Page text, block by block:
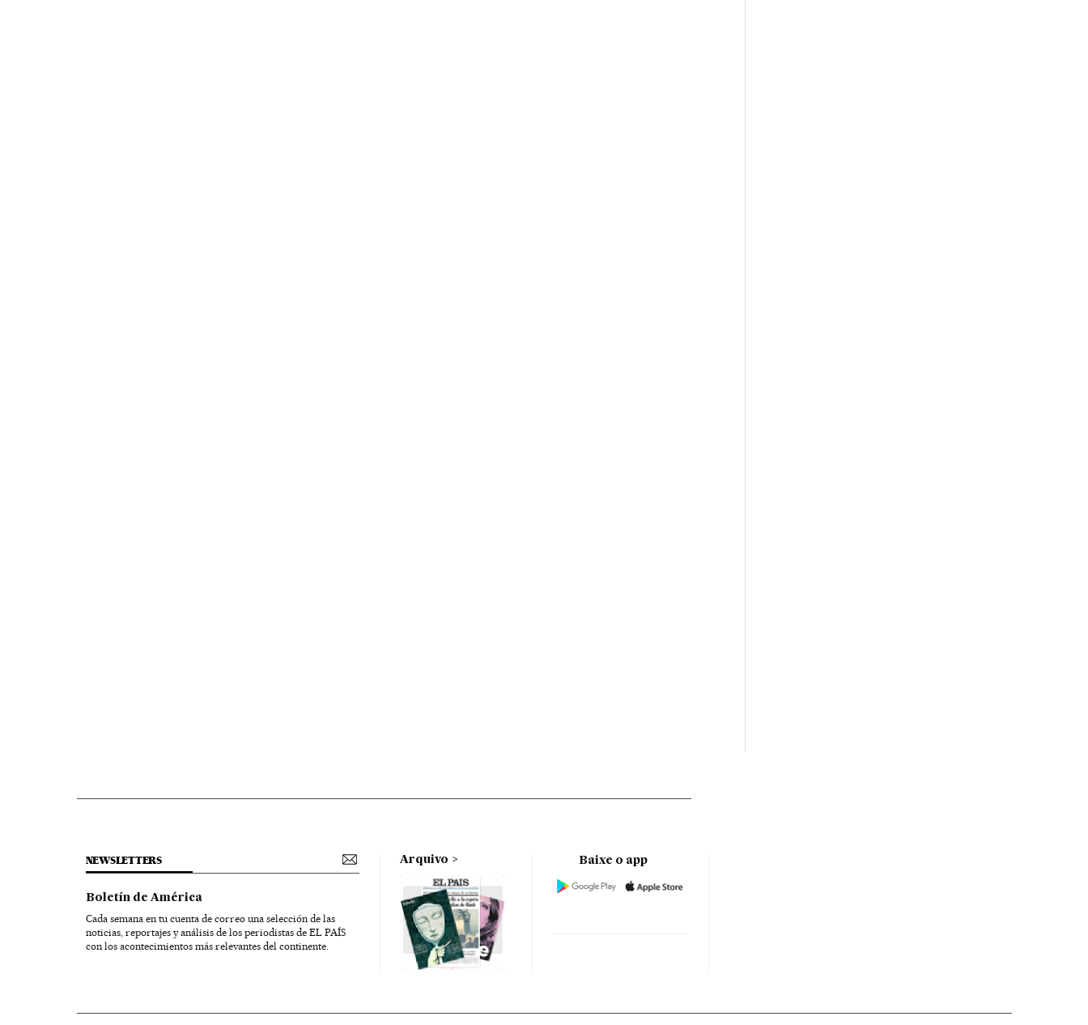
NEWSLETTERS
Boletín de América
Cada semana en tu cuenta de correo una selección de las
noticias, reportajes y análisis de los periodistas de EL PAÍS
con los acontecimientos más relevantes del continente.
Arquivo Baixe o app